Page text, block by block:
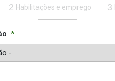
2 Habilitações e emprego 3
*